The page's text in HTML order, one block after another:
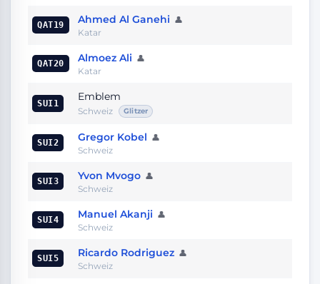
QAT19 Ahmed Al Ganehi 👤
Katar
QAT20 Almoez Ali 👤
Katar
SUI1
Emblem
Schweiz Glitzer
SUI2 Gregor Kobel 👤
Schweiz
SUI3 Yvon Mvogo 👤
Schweiz
SUI4 Manuel Akanji 👤
Schweiz
SUI5 Ricardo Rodriguez 👤
Schweiz